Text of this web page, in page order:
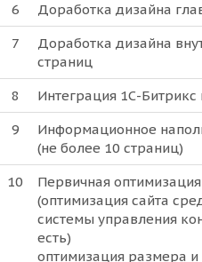
6
Доработка дизайна
7
Доработка дизайна
страниц
8 Интеграция 1С-Битрикс
9
Информационное
(не более 10 страниц)
10
Первичная оптимизация
(оптимизация сайта
системы управления
есть)
оптимизация размера